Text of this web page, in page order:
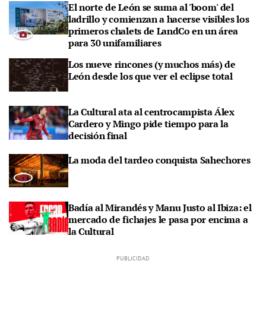
El norte de León se suma al 'boom' del
ladrillo y comienzan a hacerse visibles los
primeros chalets de LandCo en un área
para 30 unifamiliares
Los nueve rincones (y muchos más) de
León desde los que ver el eclipse total
La Cultural ata al centrocampista Álex
Cardero y Mingo pide tiempo para la
decisión final
La moda del tardeo conquista Sahechores
Badía al Mirandés y Manu Justo al Ibiza: el
mercado de fichajes le pasa por encima a
la Cultural